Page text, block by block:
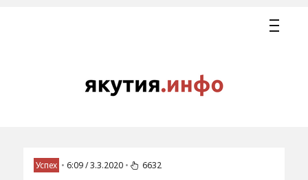
Успех • 6:09 / 3.3.2020 • 6632